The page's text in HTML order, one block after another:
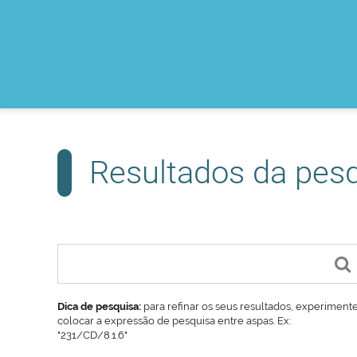
Resultados da
Dica de pesquisa: para refinar os seus resultados,
colocar a expressão de pesquisa entre aspas. Ex:
"231/CD/8.1.6"